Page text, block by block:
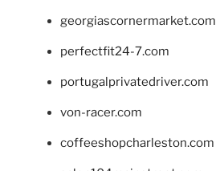
georgiascornermarket.com
perfectfit24-7.com
portugalprivatedriver.com
von-racer.com
coffeeshopcharleston.com